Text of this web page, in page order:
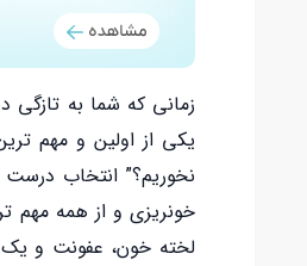
زمانی که شما به تازگی
یکی از اولین و مهم
خونریزی و از همه مهم